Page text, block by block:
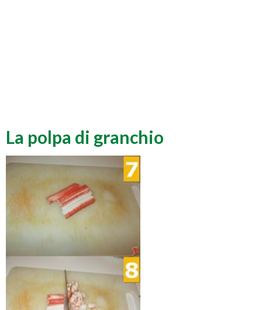
La polpa di granchio